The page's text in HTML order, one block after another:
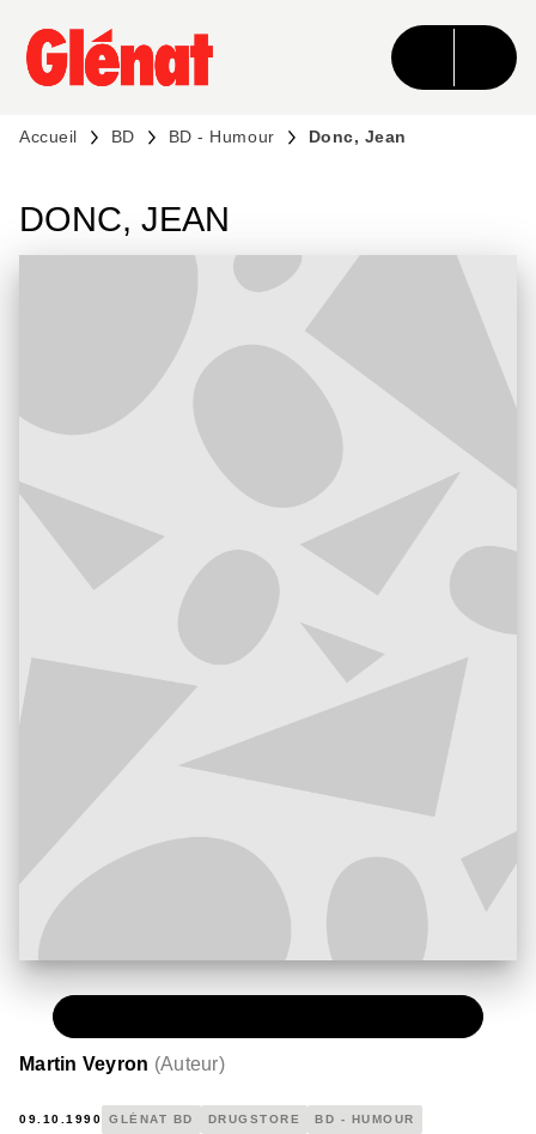
MENU RECHERCHE CONTENU
PIED DE PAGE
Accueil BD BD - Humour Donc, Jean
DONC, JEAN
Martin Veyron (Auteur)
09.10.1990 GLÉNAT BD DRUGSTORE BD - HUMOUR